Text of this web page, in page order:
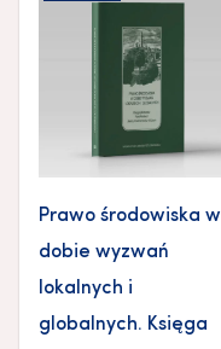
Prawo środowiska w
dobie wyzwań
lokalnych i
globalnych. Księga